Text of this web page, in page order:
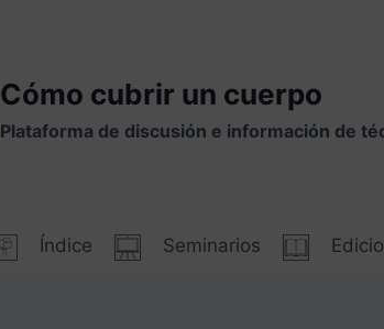
Cómo cubrir un cuerpo
Plataforma de discusión e información de
Índice Seminarios